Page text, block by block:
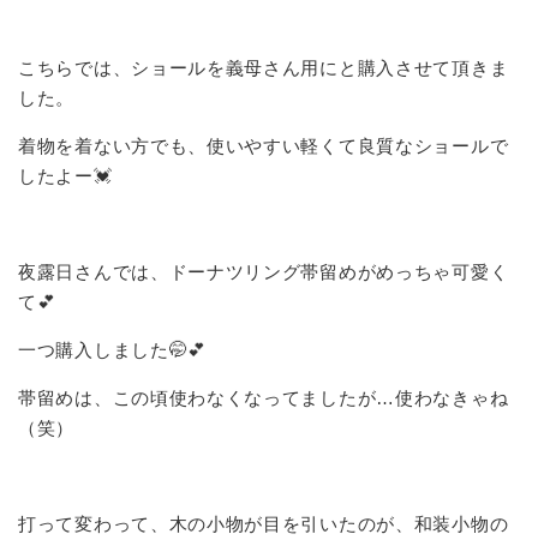
こちらでは、ショールを義母さん用にと購入させて頂きま
した。
着物を着ない方でも、使いやすい軽くて良質なショールで
したよー💓
夜露日さんでは、ドーナツリング帯留めがめっちゃ可愛く
て💕
一つ購入しました🤭💕
帯留めは、この頃使わなくなってましたが…使わなきゃね
（笑）
打って変わって、木の小物が目を引いたのが、和装小物の